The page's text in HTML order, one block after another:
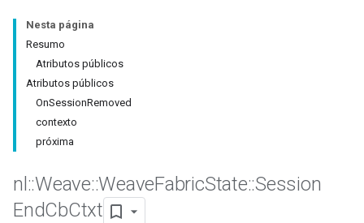
Nesta página
Resumo
Atributos públicos
Atributos públicos
OnSessionRemoved
contexto
próxima
nl ::Weave::WeaveFabricState::Session
EndCbCtxt